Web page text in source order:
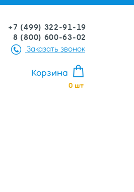
+7 (499) 322-91-19
8 (800) 600-63-02
Заказать звонок
Корзина
0 шт